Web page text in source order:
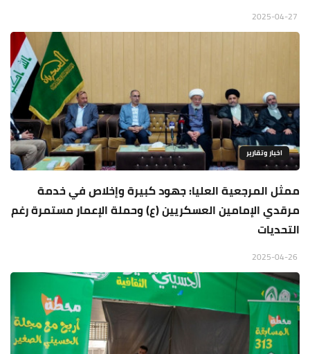
اخبار وتقارير
ممثل المرجعية العليا: جهود كبيرة وإخلاص في خدمة
مرقدي الإمامين العسكريين (ع) وحملة الإعمار مستمرة رغم
التحديات